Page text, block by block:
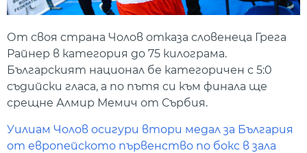
От своя страна Чолов отказа словенеца Грега
Райнер в категория до 75 килограма.
Българският национал бе категоричен с 5:0
съдийски гласа, а по пътя си към финала ще
срещне Алмир Мемич от Сърбия.
Уилиам Чолов осигури втори медал за България
от европейското първенство по бокс в зала